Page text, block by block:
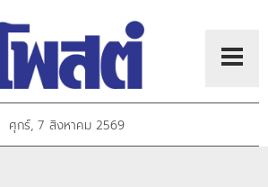
ศุกร์, 7 สิงหาคม 2569